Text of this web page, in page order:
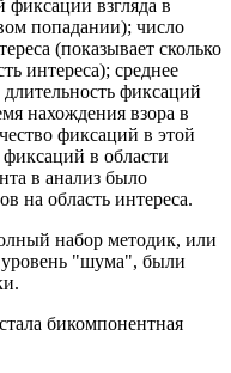
фиксации взгляда в
попадании); число
(показывает сколько
интереса); среднее
фиксаций
нахождения взора в
фиксаций в этой
в области
в анализ было
на область интереса.
набор методик, или
"шума", были
бикомпонентная